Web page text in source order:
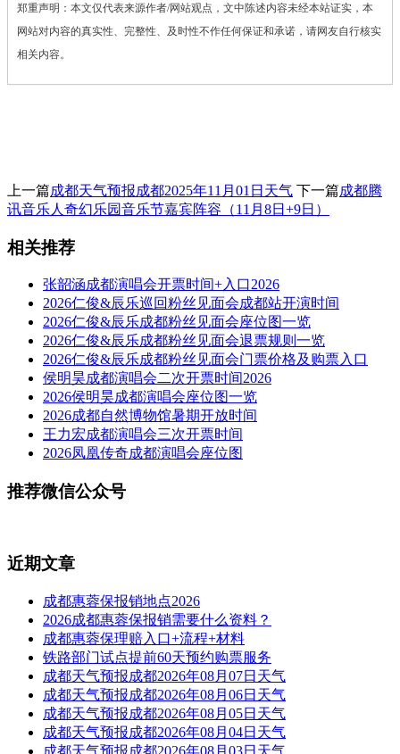
郑重声明：本文仅代表来源作者/网站观点，文中陈述内容未经本站证实，本
网站对内容的真实性、完整性、及时性不作任何保证和承诺，请网友自行核实
相关内容。
上一篇成都天气预报成都2025年11月01日天气 下一篇成都腾
讯音乐人奇幻乐园音乐节嘉宾阵容（11月8日+9日）
相关推荐
张韶涵成都演唱会开票时间+入口2026
2026仁俊&辰乐巡回粉丝见面会成都站开演时间
2026仁俊&辰乐成都粉丝见面会座位图一览
2026仁俊&辰乐成都粉丝见面会退票规则一览
2026仁俊&辰乐成都粉丝见面会门票价格及购票入口
侯明昊成都演唱会二次开票时间2026
2026侯明昊成都演唱会座位图一览
2026成都自然博物馆暑期开放时间
王力宏成都演唱会三次开票时间
2026凤凰传奇成都演唱会座位图
推荐微信公众号
近期文章
成都惠蓉保报销地点2026
2026成都惠蓉保报销需要什么资料？
成都惠蓉保理赔入口+流程+材料
铁路部门试点提前60天预约购票服务
成都天气预报成都2026年08月07日天气
成都天气预报成都2026年08月06日天气
成都天气预报成都2026年08月05日天气
成都天气预报成都2026年08月04日天气